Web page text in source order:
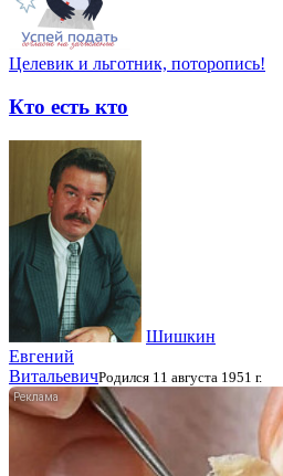
Целевик и льготник, поторопись!
Кто есть кто
Шишкин
Евгений
ВитальевичРодился 11 августа 1951 г.